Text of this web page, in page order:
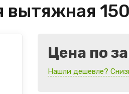
вытяжная
Цена по
Нашли дешевле?